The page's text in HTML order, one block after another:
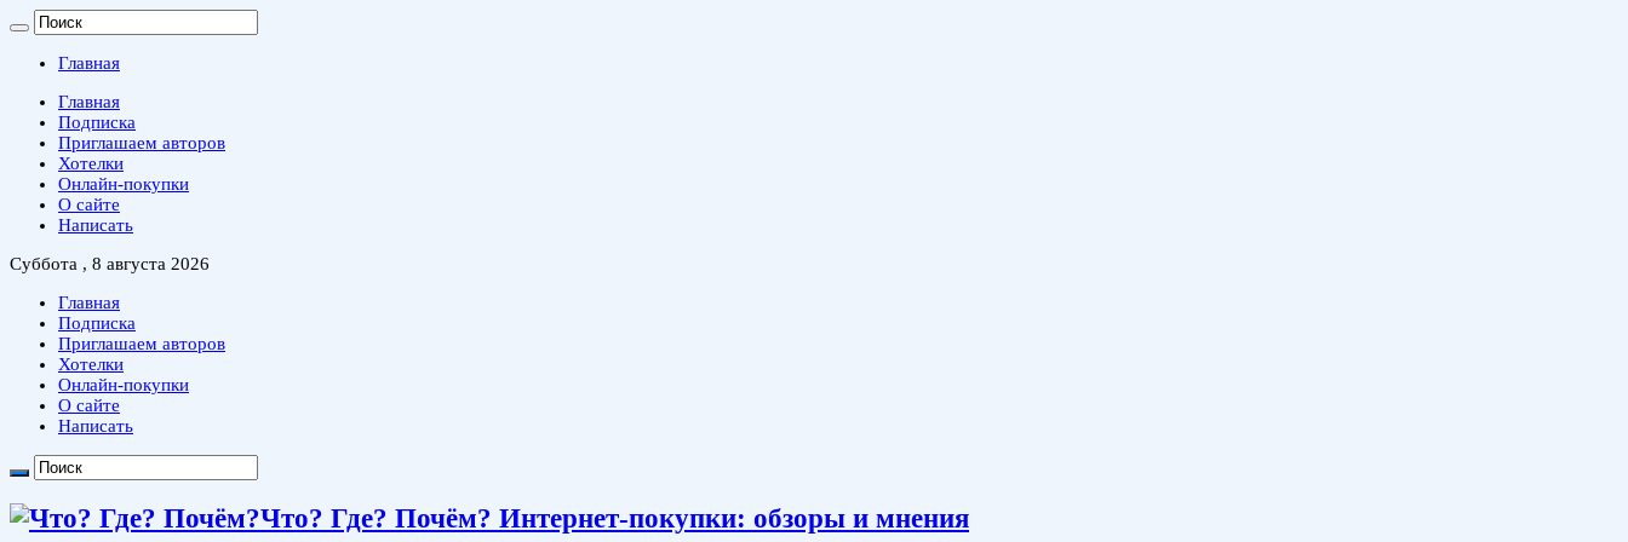
Главная
Главная
Подписка
Приглашаем авторов
Хотелки
Онлайн-покупки
О сайте
Написать
Суббота , 8 августа 2026
Главная
Подписка
Приглашаем авторов
Хотелки
Онлайн-покупки
О сайте
Написать
Что? Где? Почём? Интернет-покупки: обзоры и мнения